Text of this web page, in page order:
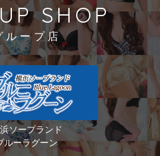
SHOP
ループ店
ソープランド
ルーラグーン